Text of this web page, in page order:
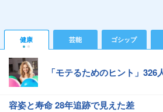
健康 芸能 ゴシップ
「モテるためのヒント」326
容姿と寿命 28年追跡で見えた差